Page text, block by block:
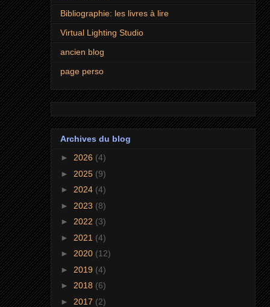
Bibliographie: les livres à lire
Virtual Lighting Studio
ancien blog
page perso
Archives du blog
► 2026 (4)
► 2025 (9)
► 2024 (4)
► 2023 (8)
► 2022 (3)
► 2021 (4)
► 2020 (12)
► 2019 (4)
► 2018 (6)
► 2017 (2)